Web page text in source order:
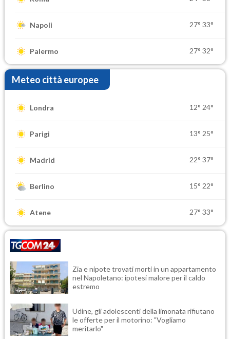
Napoli 27° 33°
Palermo 27° 32°
Meteo città europee
Londra 12° 24°
Parigi 13° 25°
Madrid 22° 37°
Berlino 15° 22°
Atene 27° 33°
Zia e nipote trovati morti in un appartamento
nel Napoletano: ipotesi malore per il caldo
estremo
Udine, gli adolescenti della limonata rifiutano
le offerte per il motorino: "Vogliamo
meritarlo"